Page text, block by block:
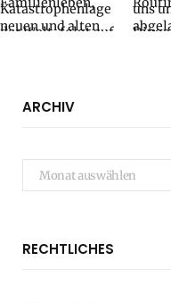
ARCHIV
Archiv
RECHTLICHES